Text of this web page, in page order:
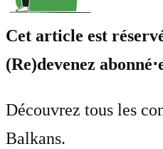
Cet article est
(Re)devenez
Découvrez tous les
Balkans.